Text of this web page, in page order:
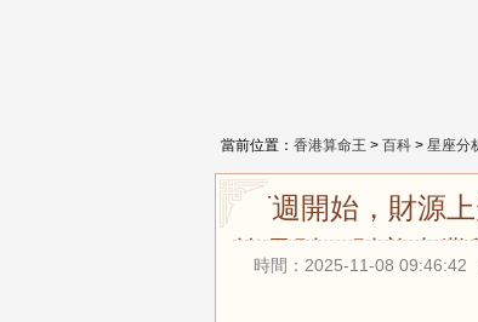
當前位置： 香港算命王 > 百科 > 星座分
下週開始，財源
皆是財，財美事
時間：2025-11-08 09:46:42